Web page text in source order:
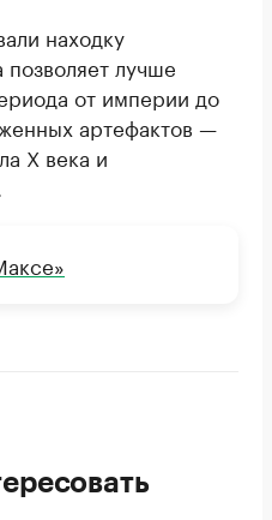
находку
лучше
от империи до
артефактов —
X века и